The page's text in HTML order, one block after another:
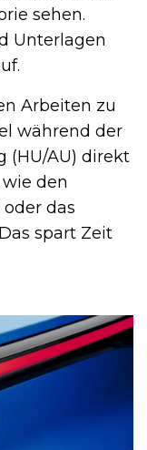
sehen.
Unterlagen
Arbeiten zu
während der
(HU/AU) direkt
den
das
spart Zeit